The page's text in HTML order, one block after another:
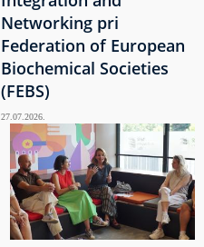
Networking pri
Federation of European
Biochemical Societies
(FEBS)
27.07.2026.